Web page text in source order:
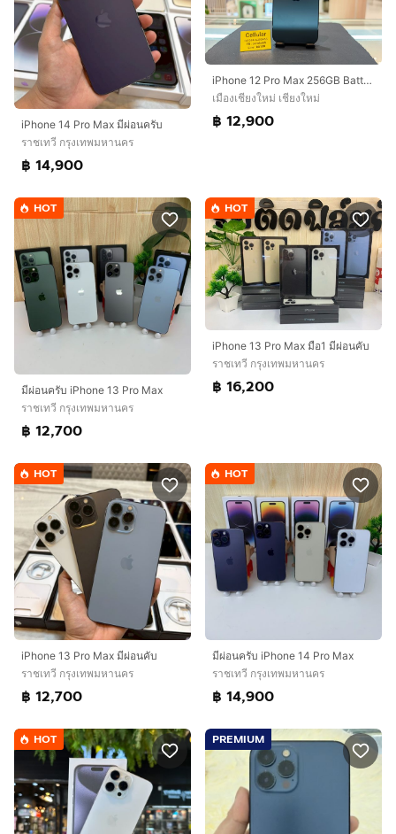
iPhone 14 Pro Max มีผ่อนครับ
ราชเทวี กรุงเทพมหานคร
฿ 14,900
iPhone 12 Pro Max 256GB Batt100 สภาพสวยมาก เครื่องไทย
เมืองเชียงใหม่ เชียงใหม่
฿ 12,900
HOT
มีผ่อนครับ iPhone 13 Pro Max
ราชเทวี กรุงเทพมหานคร
฿ 12,700
HOT
iPhone 13 Pro Max มือ1 มีผ่อนคับ
ราชเทวี กรุงเทพมหานคร
฿ 16,200
HOT
iPhone 13 Pro Max มีผ่อนคับ
ราชเทวี กรุงเทพมหานคร
฿ 12,700
HOT
มีผ่อนครับ iPhone 14 Pro Max
ราชเทวี กรุงเทพมหานคร
฿ 14,900
HOT PREMIUM